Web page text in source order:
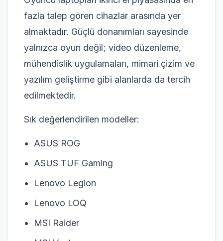
fazla talep gören cihazlar arasında yer
almaktadır. Güçlü donanımları sayesinde
yalnızca oyun değil; video düzenleme,
mühendislik uygulamaları, mimari çizim ve
yazılım geliştirme gibi alanlarda da tercih
edilmektedir.
Sık değerlendirilen modeller:
ASUS ROG
ASUS TUF Gaming
Lenovo Legion
Lenovo LOQ
MSI Raider